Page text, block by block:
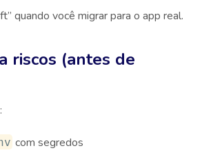
quando você migrar para o app real.
riscos (antes de
com segredos